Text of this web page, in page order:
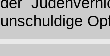
unschuldige